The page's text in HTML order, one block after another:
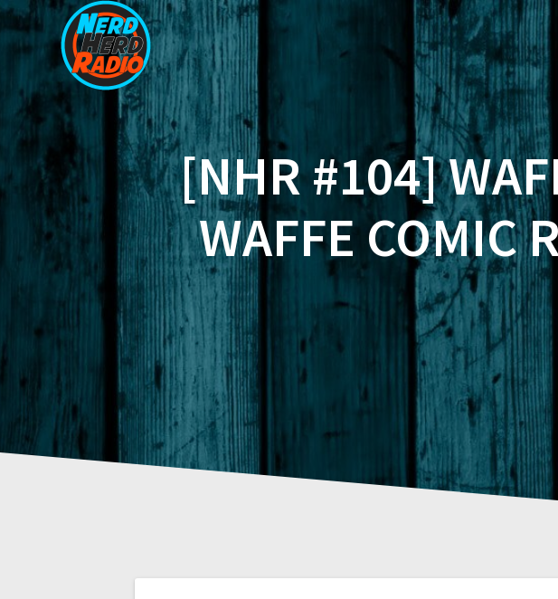
Zum
Inhalt
springen
[NHR #104]
WAFFE COMIC